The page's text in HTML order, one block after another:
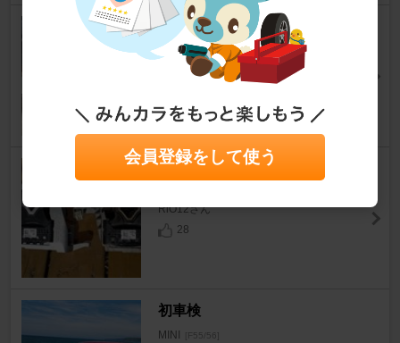
どっかいったパーツを自作
MINI [F55/56]
ZESTさん
エンジンマウント交換①
RiO12さん
28
初車検
MINI [F55/56]
会員登録をして使う